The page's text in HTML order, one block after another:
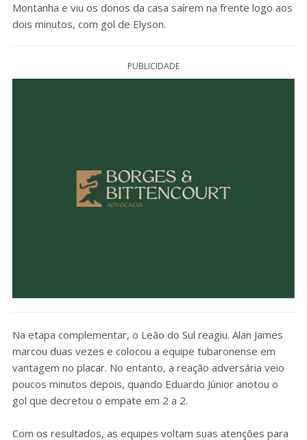
Montanha e viu os donos da casa saírem na frente logo aos
dois minutos, com gol de Elyson.
PUBLICIDADE
Na etapa complementar, o Leão do Sul reagiu. Alan James
marcou duas vezes e colocou a equipe tubaronense em
vantagem no placar. No entanto, a reação adversária veio
poucos minutos depois, quando Eduardo Júnior anotou o
gol que decretou o empate em 2 a 2.
Com os resultados, as equipes voltam suas atenções para